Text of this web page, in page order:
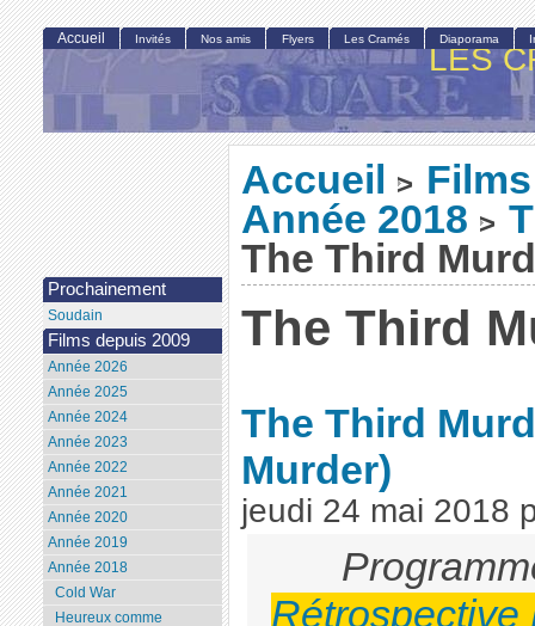
LES
Accueil >
Année 2018 >
The Third
The Third
The Third
Murder)
jeudi 24 mai 2018
Rétrospective
Accueil Invités Nos amis Flyers Les Cramés Diaporama
Prochainement
Soudain
Films depuis 2009
Année 2026
Année 2025
Année 2024
Année 2023
Année 2022
Année 2021
Année 2020
Année 2019
Année 2018
Cold War
Heureux comme